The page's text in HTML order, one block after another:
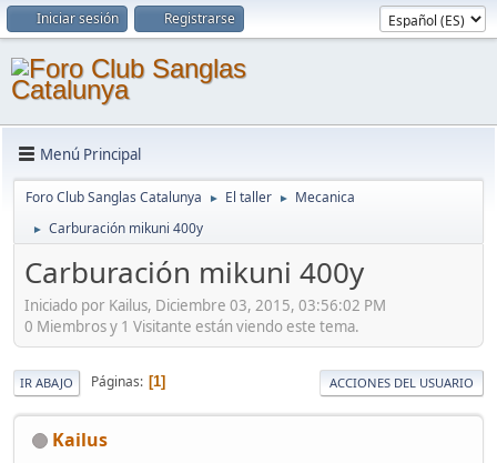
Iniciar sesión Registrarse
Menú Principal
Foro Club Sanglas Catalunya ► El taller ► Mecanica
► Carburación mikuni 400y
Carburación mikuni 400y
Iniciado por Kailus, Diciembre 03, 2015, 03:56:02 PM
0 Miembros y 1 Visitante están viendo este tema.
IR ABAJO Páginas 1 ACCIONES DEL USUARIO
Kailus